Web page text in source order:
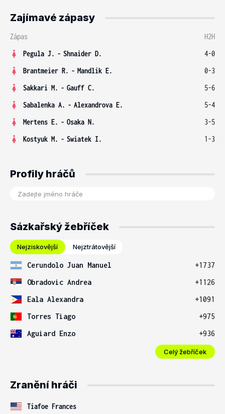
Zajímavé zápasy
Zápas
H2H
Pegula J. - Shnaider D.
4-0
Brantmeier R. - Mandlik E.
0-3
Sakkari M. - Gauff C.
5-6
Sabalenka A. - Alexandrova E.
5-4
Mertens E. - Osaka N.
3-5
Kostyuk M. - Swiatek I. 1-3
Profily hráčů
Sázkařský žebříček
Nejziskovější Nejztrátovější
Cerundolo Juan Manuel
+1737
Obradovic Andrea
+1126
Eala Alexandra
+1091
Torres Tiago
+975
Aguiard Enzo
+936
Celý žebříček
Zranění hráči
Tiafoe Frances